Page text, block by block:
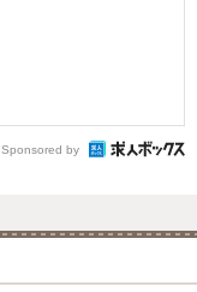
Sponsored by